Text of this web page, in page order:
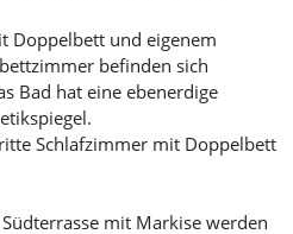
Doppelbett und eigenem
befinden sich
Bad hat eine ebenerdige
Schlafzimmer mit Doppelbett
mit Markise werden